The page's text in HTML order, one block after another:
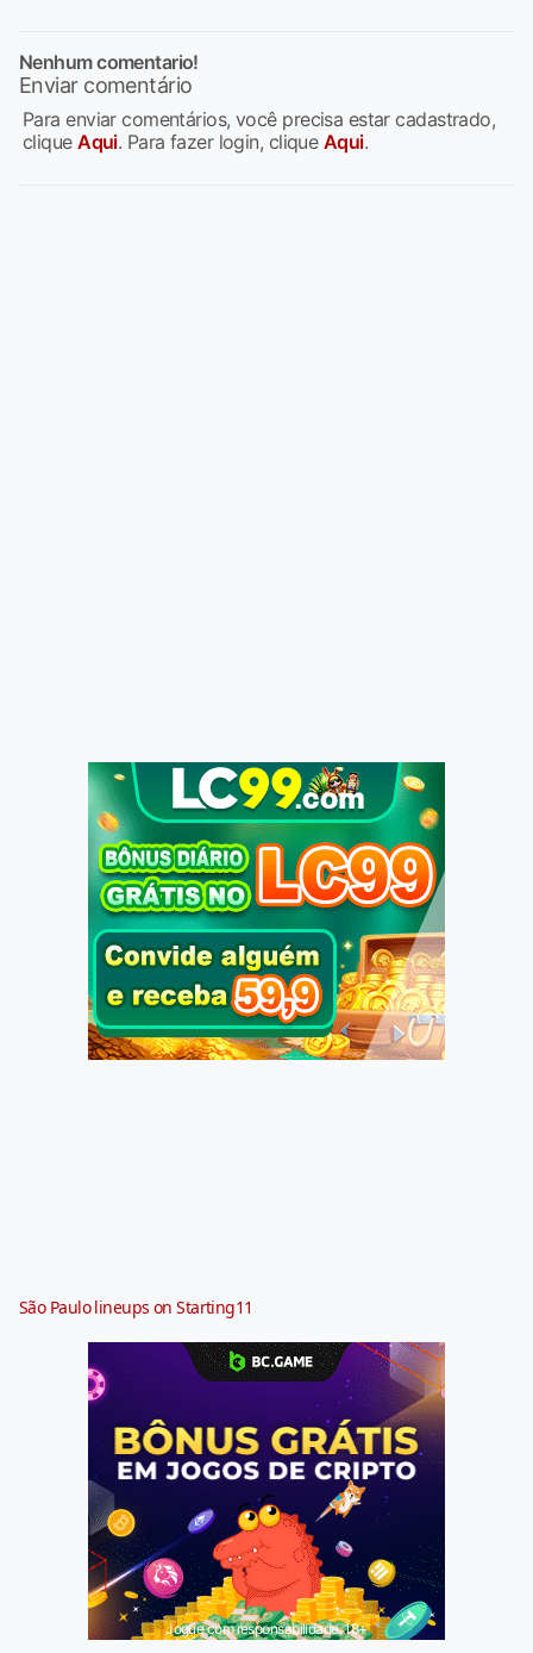
Nenhum comentario!
Enviar comentário
Para enviar comentários, você precisa estar cadastrado,
cliqueAqui. Para fazer login, clique Aqui.
São Paulo lineups on Starting11
Jogue com responsabilidade. 18+